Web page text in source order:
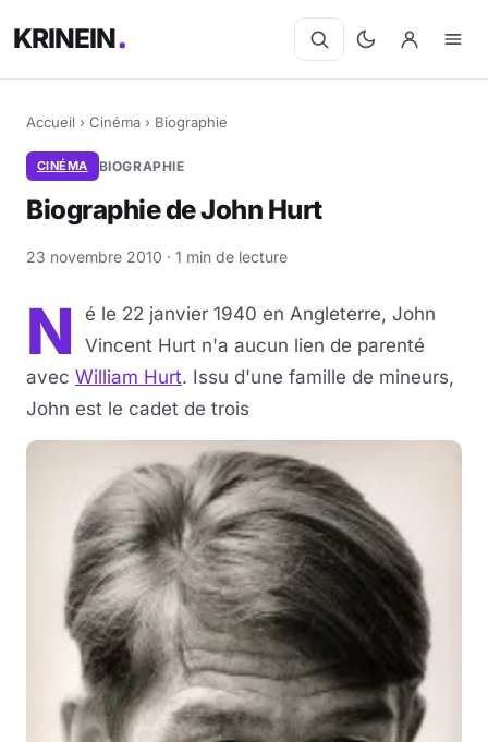
KRINEIN
Accueil › Cinéma › Biographie
CINÉMA BIOGRAPHIE
Biographie de John Hurt
23 novembre 2010 · 1 min de lecture
N
é le 22 janvier 1940 en Angleterre, John
Vincent Hurt n'a aucun lien de parenté
avec William Hurt. Issu d'une famille de mineurs,
John est le cadet de trois